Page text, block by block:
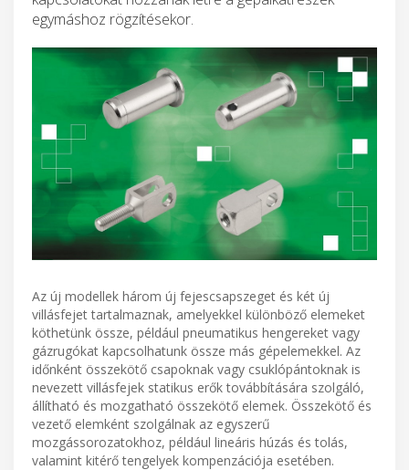
egymáshoz rögzítésekor.
Az új modellek három új fejescsapszeget és két új
villásfejet tartalmaznak, amelyekkel különböző elemeket
köthetünk össze, például pneumatikus hengereket vagy
gázrugókat kapcsolhatunk össze más gépelemekkel. Az
időnként összekötő csapoknak vagy csuklópántoknak is
nevezett villásfejek statikus erők továbbítására szolgáló,
állítható és mozgatható összekötő elemek. Összekötő és
vezető elemként szolgálnak az egyszerű
mozgássorozatokhoz, például lineáris húzás és tolás,
valamint kitérő tengelyek kompenzációja esetében.